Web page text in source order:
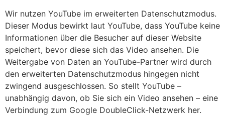
Wir nutzen YouTube im erweiterten Datenschutzmodus.
Dieser Modus bewirkt laut YouTube, dass YouTube keine
Informationen über die Besucher auf dieser Website
speichert, bevor diese sich das Video ansehen. Die
Weitergabe von Daten an YouTube-Partner wird durch
den erweiterten Datenschutzmodus hingegen nicht
zwingend ausgeschlossen. So stellt YouTube –
unabhängig davon, ob Sie sich ein Video ansehen – eine
Verbindung zum Google DoubleClick-Netzwerk her.